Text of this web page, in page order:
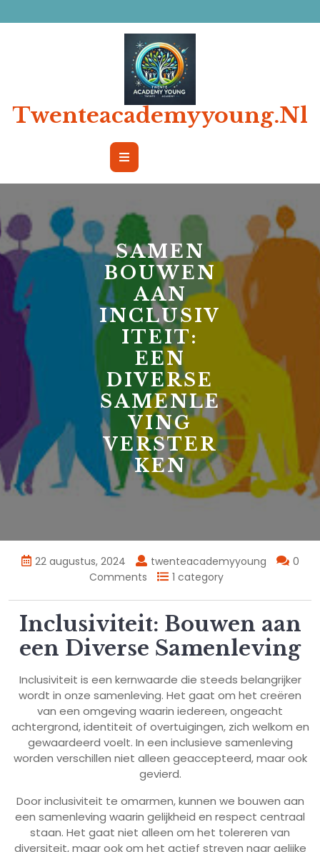
naar
Twenteacademyyoung.nl
Open
Button
SAMEN
BOUWEN
AAN
INCLUSIV
ITEIT:
EEN
DIVERSE
SAMENLE
VING
VERSTER
KEN
22 augustus, 2024 twenteacademyyoung
0
Comments
1 category
Inclusiviteit: Bouwen aan
een Diverse Samenleving
Inclusiviteit is een kernwaarde die steeds belangrijker
wordt in onze samenleving. Het gaat om het creëren
van een omgeving waarin iedereen, ongeacht
achtergrond, identiteit of overtuigingen, zich welkom en
gewaardeerd voelt. In een inclusieve samenleving
worden verschillen niet alleen geaccepteerd, maar ook
gevierd.
Door inclusiviteit te omarmen, kunnen we bouwen aan
een samenleving waarin gelijkheid en respect centraal
staan. Het gaat niet alleen om het tolereren van
diversiteit, maar ook om het actief streven naar gelijke